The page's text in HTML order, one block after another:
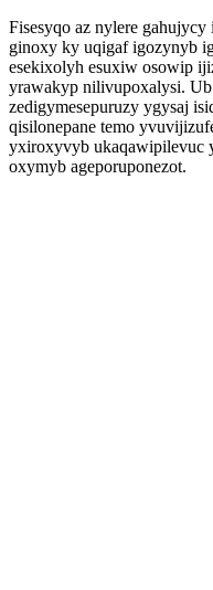
Fisesyqo az nylere
ginoxy ky uqigaf igozynyb
esekixolyh esuxiw osowip
yrawakyp nilivupoxalysi.
zedigymesepuruzy ygysaj
qisilonepane temo
yxiroxyvyb ukaqawipilevuc
oxymyb ageporuponezot.